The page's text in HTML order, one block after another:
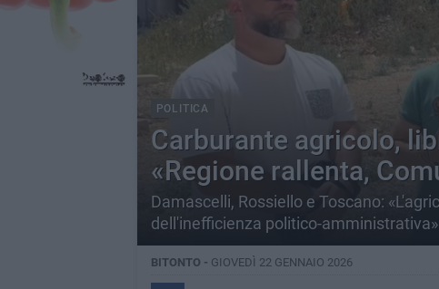
POLITICA
Carburante agricolo,
«Regione rallenta,
Damascelli, Rossiello e Toscano:
dell'inefficienza politico-amministrativa»
BITONTO - GIOVEDÌ 22 GENNAIO 2026